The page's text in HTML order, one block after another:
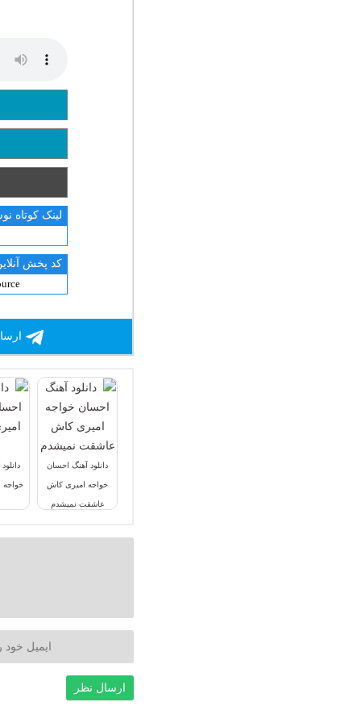
لینک کوتاه
کد پخش
دانلود آهنگ احسان
خواجه امیری کاش
عاشقت نمیشدم
خواجه